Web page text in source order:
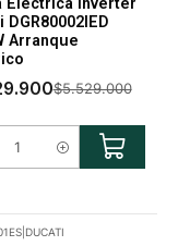
Eléctrica Inverter
DGR80002IED
Arranque
$5.529.000
| DUCATI